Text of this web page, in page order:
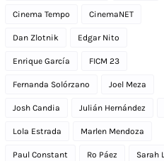
Cinema Tempo CinemaNET
Dan Zlotnik Edgar Nito
Enrique García FICM 23
Fernanda Solórzano Joel Meza
Josh Candia Julián Hernández
Lola Estrada Marlen Mendoza
Paul Constant Ro Páez Sarah